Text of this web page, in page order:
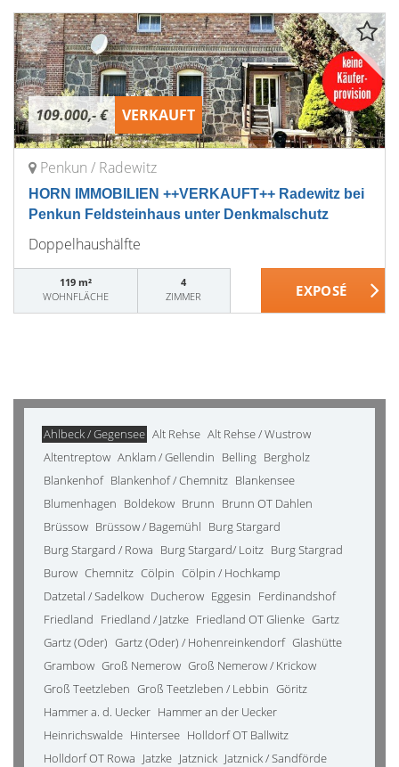
109.000,- € VERKAUFT
Penkun / Radewitz
HORN IMMOBILIEN ++VERKAUFT++ Radewitz bei
Penkun Feldsteinhaus unter Denkmalschutz
Doppelhaushälfte
119 m²
WOHNFLÄCHE
4
ZIMMER
Ahlbeck / Gegensee Alt Rehse Alt Rehse / Wustrow
Altentreptow Anklam / Gellendin Belling Bergholz
Blankenhof Blankenhof / Chemnitz Blankensee
Blumenhagen Boldekow Brunn Brunn OT Dahlen
Brüssow Brüssow / Bagemühl Burg Stargard
Burg Stargard / Rowa Burg Stargard/ Loitz Burg Stargrad
Burow Chemnitz Cölpin Cölpin / Hochkamp
Datzetal / Sadelkow Ducherow Eggesin Ferdinandshof
Friedland Friedland / Jatzke Friedland OT Glienke Gartz
Gartz (Oder) Gartz (Oder) / Hohenreinkendorf Glashütte
Grambow Groß Nemerow Groß Nemerow / Krickow
Groß Teetzleben Groß Teetzleben / Lebbin Göritz
Hammer a. d. Uecker Hammer an der Uecker
Heinrichswalde Hintersee Holldorf OT Ballwitz
Holldorf OT Rowa Jatzke Jatznick Jatznick / Sandförde